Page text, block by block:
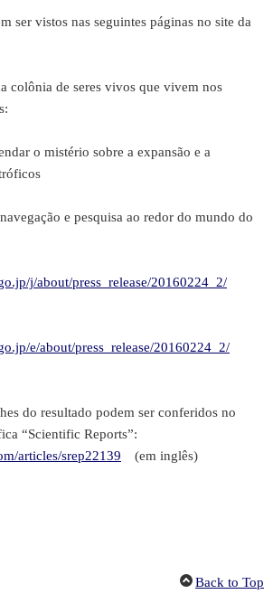
ser vistos nas seguintes páginas no site da
de seres vivos que vivem nos
o mistério sobre a expansão e a
e pesquisa ao redor do mundo do
j/about/press_release/20160224_2/
e/about/press_release/20160224_2/
do resultado podem ser conferidos no
“Scientific Reports”:
articles/srep22139 (em inglês)
Back to Top